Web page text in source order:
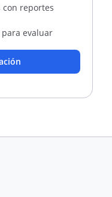
con reportes
evaluar